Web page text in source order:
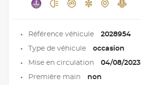
Référence véhicule 2028954
Type de véhicule occasion
Mise en circulation 04/08/2023
Première main non